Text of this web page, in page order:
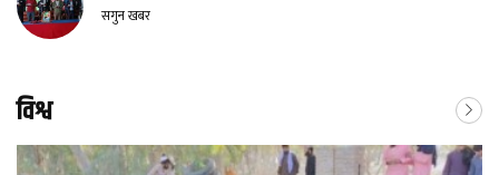
सगुन खबर
विश्व